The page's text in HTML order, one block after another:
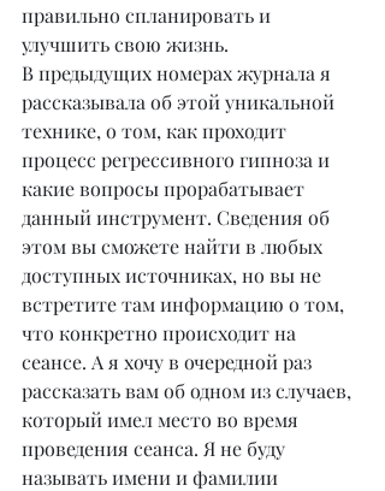
правильно спланировать и
улучшить свою жизнь.
В предыдущих номерах журнала я
рассказывала об этой уникальной
технике, о том, как проходит
процесс регрессивного гипноза и
какие вопросы прорабатывает
данный инструмент. Сведения об
этом вы сможете найти в любых
доступных источниках, но вы не
встретите там информацию о том,
что конкретно происходит на
сеансе. А я хочу в очередной раз
рассказать вам об одном из случаев,
который имел место во время
проведения сеанса. Я не буду
называть имени и фамилии